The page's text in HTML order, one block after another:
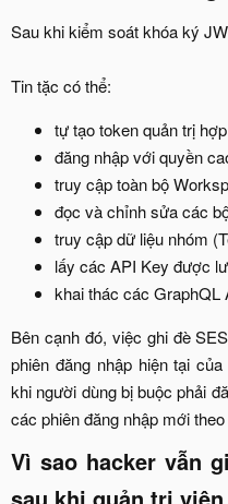
Sau khi kiểm soát khóa ký
Tin tặc có thể:​
tự tạo token quản trị
đăng nhập với quyền
truy cập toàn bộ
đọc và chỉnh sửa các
truy cập dữ liệu nhóm
lấy các API Key được
khai thác các GraphQL
Bên cạnh đó, việc ghi đè
phiên đăng nhập hiện tại
khi người dùng bị buộc phải
các phiên đăng nhập mới
Vì sao hacker vẫn